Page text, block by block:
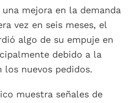
mejora en la demanda
vez en seis meses, el
algo de su empuje en
debido a la
los nuevos pedidos.
muestra señales de